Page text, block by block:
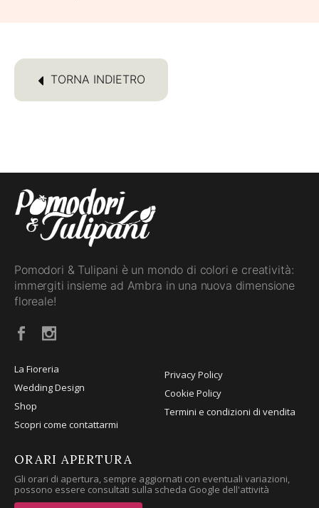
TORNA INDIETRO
Pomodori & Tulipani è un mondo di colori e creatività:
immergiti insieme ad Ambra in una nuova dimensione
floreale!
La Fioreria
Wedding Design
Shop
Scopri come contattarmi
Privacy Policy
Cookie Policy
Termini e condizioni di vendita
ORARI APERTURA
Gli orari di apertura, sempre aggiornati con eventuali variazioni,
possono essere consultati sulla scheda Google dell'attività